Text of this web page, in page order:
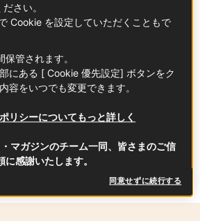
さい。
Cookie を設定していただくこともで
管されます。
にある [ Cookie 優先設定] ボタンをク
容をいつでも変更できます。
リシーについてもっと詳しく
マガジンのチーム一同、皆さまのご信
に感謝いたします。
同意せずに続行する